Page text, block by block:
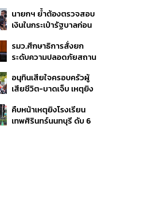
ยืนยันไร้คนติดค้าง พบศพ
ปู่-ย่าที่บ้านพักผู้ก่อเหตุ
นายกฯ ย้ำต้องตรวจสอบ
เงินในกระเป๋ารัฐบาลก่อน
เฟส 2 หรือปรับเกณฑ์
50:50 ยันเงินคงคลัง
รมว.ศึกษาธิการสั่งยก
ระดับความปลอดภัยสถาน
แชร์เพื่อระงับพฤติกรรม
เลียนแบบ หลังเหตุยิงใน
อนุทินเสียใจครอบครัวผู้
เสียชีวิต-บาดเจ็บ เหตุยิง
เดินหน้าแก้ กม.คุมอาวุธปืน
ชี้ผู้ปกครองต้องร่วมรับผิด
คืบหน้าเหตุยิงโรงเรียน
เทพศิรินทร์นนทบุรี ดับ 6